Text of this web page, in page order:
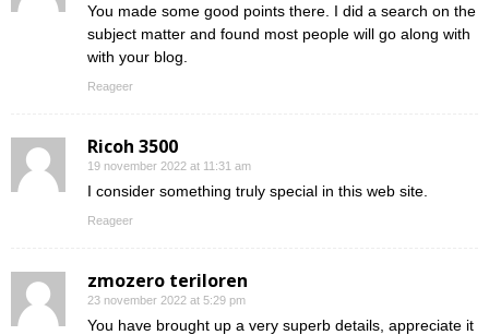
You made some good points there. I did a search on the
subject matter and found most people will go along with
with your blog.
Reageer
Ricoh 3500
19 november 2022 at 11:31 am
I consider something truly special in this web site.
Reageer
zmozero teriloren
23 november 2022 at 5:29 pm
You have brought up a very superb details, appreciate it